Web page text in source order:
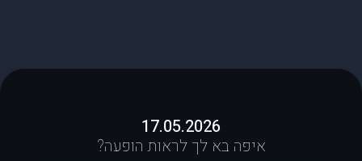
17.05.2026
איפה בא לך לראות הופעה?